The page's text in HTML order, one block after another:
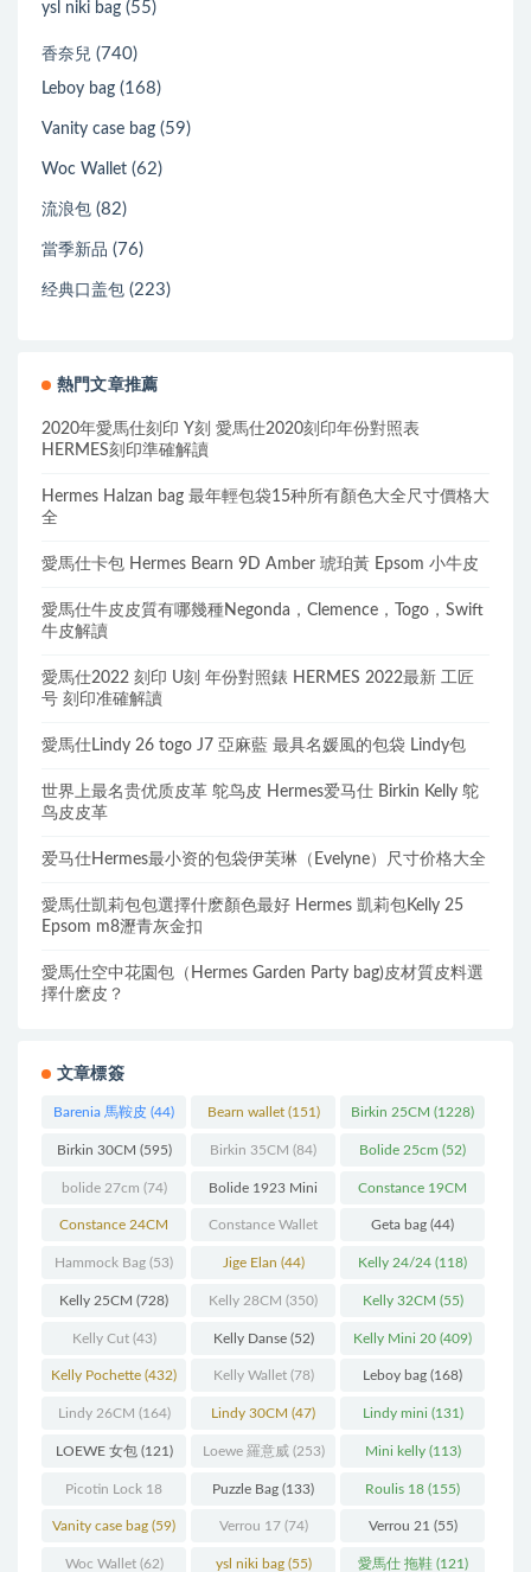
ysl niki bag (55)
香奈兒 (740)
Leboy bag (168)
Vanity case bag (59)
Woc Wallet (62)
流浪包 (82)
當季新品 (76)
经典口盖包 (223)
熱門文章推薦
2020年愛馬仕刻印 Y刻 愛馬仕2020刻印年份對照表
HERMES刻印準確解讀
Hermes Halzan bag 最年輕包袋15种所有顏色大全尺寸價格大
全
愛馬仕卡包 Hermes Bearn 9D Amber 琥珀黃 Epsom 小牛皮
愛馬仕牛皮皮質有哪幾種Negonda，Clemence，Togo，Swift
牛皮解讀
愛馬仕2022 刻印 U刻 年份對照錶 HERMES 2022最新 工匠
号 刻印准確解讀
愛馬仕Lindy 26 togo J7 亞麻藍 最具名媛風的包袋 Lindy包
世界上最名贵优质皮革 鸵鸟皮 Hermes爱马仕 Birkin Kelly 鸵
鸟皮皮革
爱马仕Hermes最小资的包袋伊芙琳（Evelyne）尺寸价格大全
愛馬仕凱莉包包選擇什麽顏色最好 Hermes 凱莉包Kelly 25
Epsom m8瀝青灰金扣
愛馬仕空中花園包（Hermes Garden Party bag)皮材質皮料選
擇什麽皮？
文章標簽
Barenia 馬鞍皮 (44) Bearn wallet(151) Birkin 25CM (1228)
Birkin 30CM (595) Birkin 35CM (84) Bolide 25cm (52)
bolide 27cm (74) Bolide 1923 Mini
(93)
Constance 19CM
(571)
Constance 24CM
(216)
Constance Wallet
(60)
Geta bag (44)
Hammock Bag (53) Jige Elan (44) Kelly 24/24 (118)
Kelly 25CM (728) Kelly 28CM (350) Kelly 32CM (55)
Kelly Cut(43) Kelly Danse(52) Kelly Mini 20 (409)
Kelly Pochette (432) Kelly Wallet(78) Leboy bag (168)
Lindy 26CM (164) Lindy 30CM (47) Lindy mini (131)
LOEWE 女包(121) Loewe 羅意威(253) Mini kelly(113)
Picotin Lock 18
(202)
Puzzle Bag (133) Roulis 18 (155)
Vanity case bag (59) Verrou 17(74) Verrou 21 (55)
Woc Wallet(62) ysl niki bag(55) 愛馬仕 拖鞋(121)